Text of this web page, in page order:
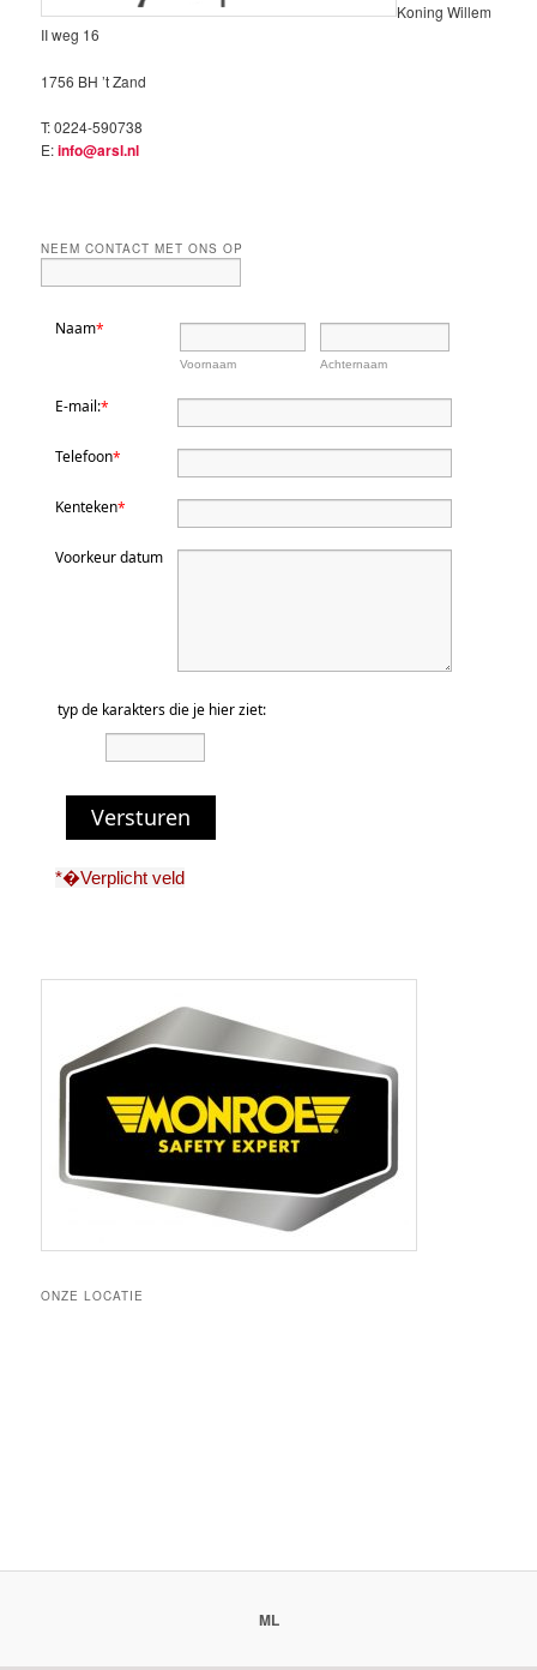
Koning Willem
II weg 16
1756 BH ’t Zand
T: 0224-590738
E:info@arsl.nl
NEEM CONTACT MET ONS OP
Naam*
Voornaam Achternaam
E-mail:*
Telefoon*
Kenteken*
Voorkeur datum
typ de karakters die je hier ziet:
Versturen
*�Verplicht veld
ONZE LOCATIE
ML